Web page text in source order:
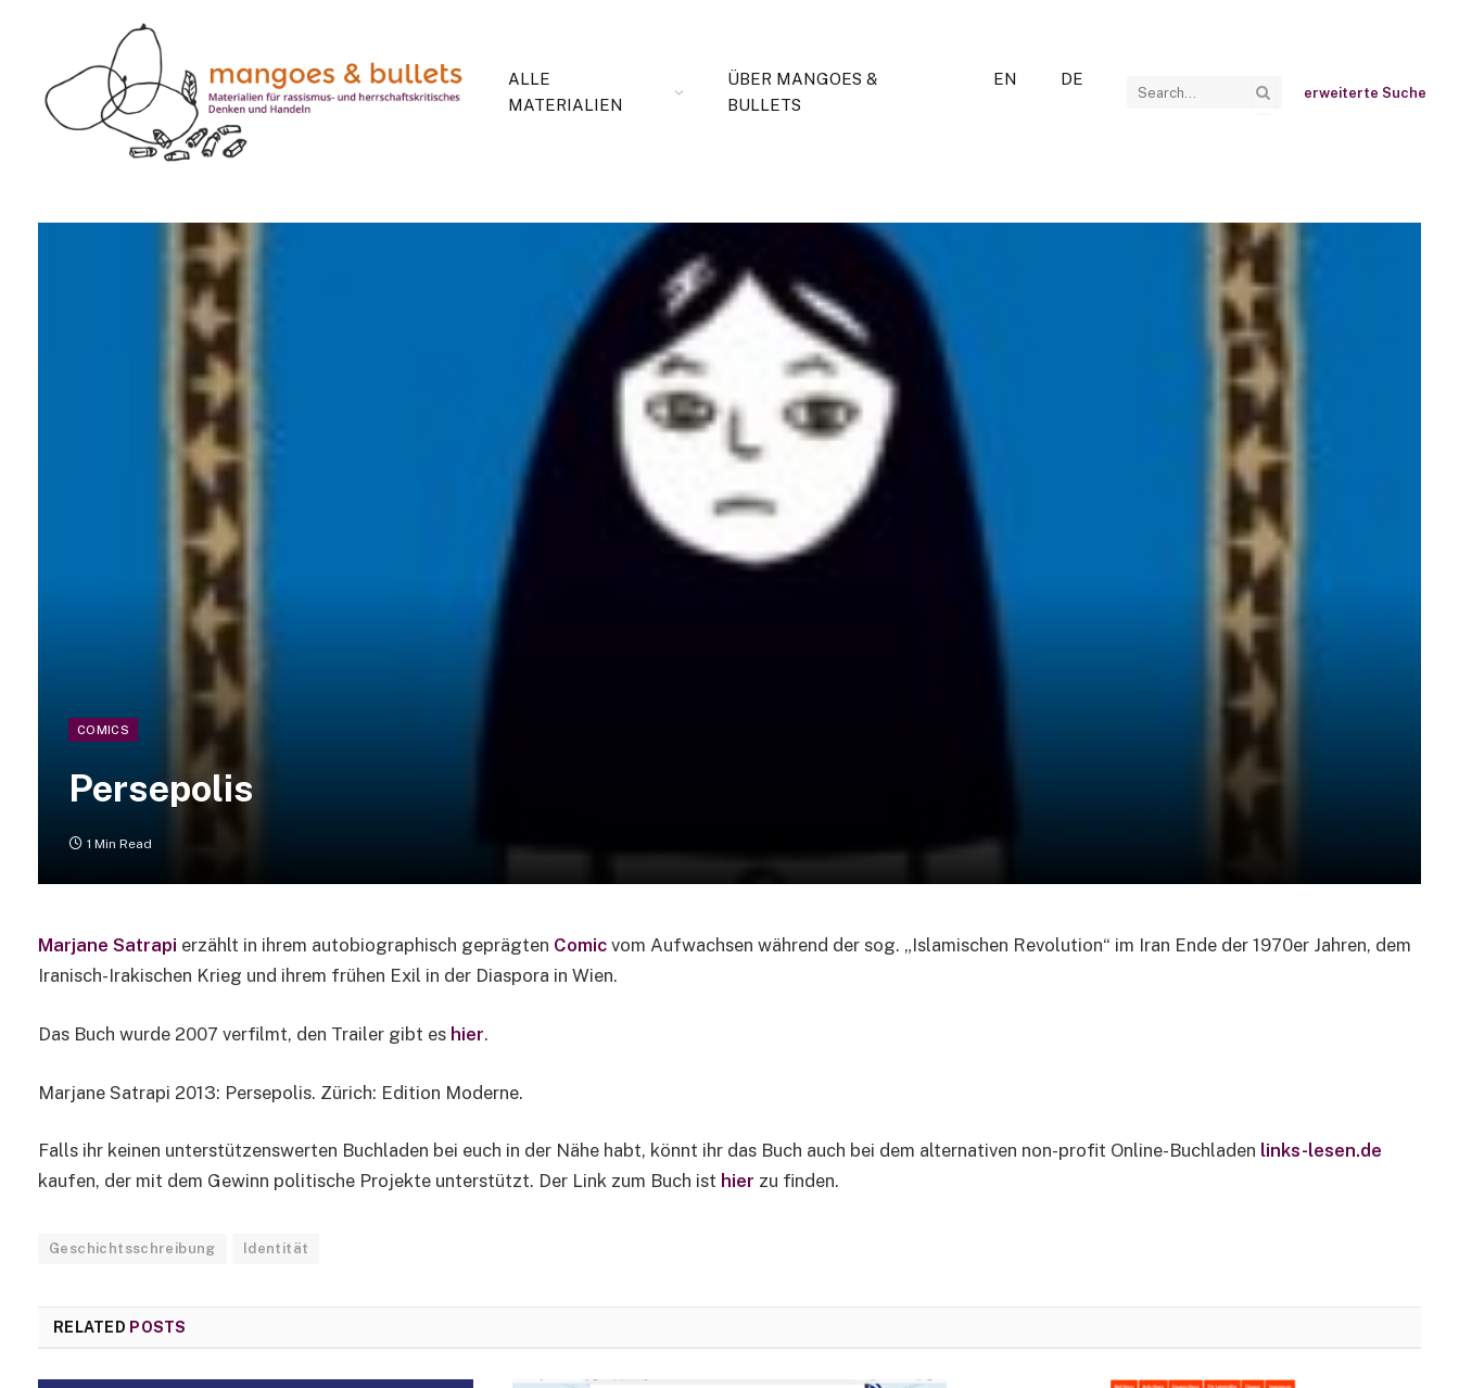
ALLE
MATERIALIEN
ÜBER MANGOES &
BULLETS
EN DE
erweiterte Suche
COMICS
Persepolis
1 Min Read
Marjane Satrapi erzählt in ihrem autobiographisch geprägten Comic vom Aufwachsen während der sog. „Islamischen Revolution“ im Iran Ende der 1970er Jahren, dem
Iranisch-Irakischen Krieg und ihrem frühen Exil in der Diaspora in Wien.
Das Buch wurde 2007 verfilmt, den Trailer gibt es hier.
Marjane Satrapi 2013: Persepolis. Zürich: Edition Moderne.
Falls ihr keinen unterstützenswerten Buchladen bei euch in der Nähe habt, könnt ihr das Buch auch bei dem alternativen non-profit Online-Buchladen links-lesen.de
kaufen, der mit dem Gewinn politische Projekte unterstützt. Der Link zum Buch ist hier zu finden.
Geschichtsschreibung Identität
RELATED POSTS